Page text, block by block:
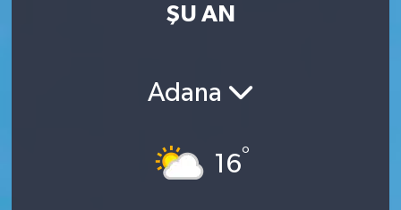
ŞU AN
Adana
16°